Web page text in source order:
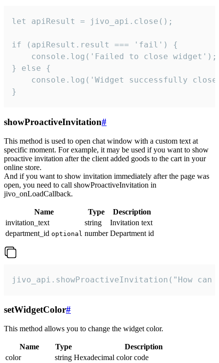
let apiResult = jivo_api.close();
if (apiResult.result === 'fail') {
    console.log('Failed to close widget');
} else {
console.log('Widget successfully
}
showProactiveInvitation#
This method is used to open chat window with a custom text at
specific moment. For example, it may be used if you want to show
proactive invitation after the client added goods to the cart in your
online store.
And if you want to show invitation immediately after the page was
open, you need to call showProactiveInvitation in
jivo_onLoadCallback.
Name Type
Description
invitation_text
string
Invitation text
department_id optional number Department id
jivo_api.showProactiveInvitation("How
setWidgetColor#
This method allows you to change the widget color.
Name Type
Description
color
string Hexadecimal color code